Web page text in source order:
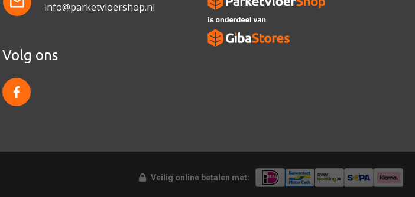
info@parketvloershop.nl
Volg ons
f
a
c
k
Veilig online betalen met: